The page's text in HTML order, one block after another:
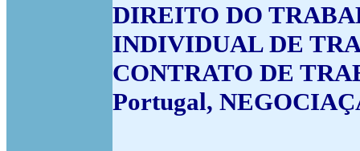
DIREITO DO
INDIVIDUAL DE
CONTRATO DE
Portugal,